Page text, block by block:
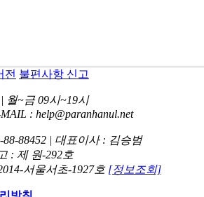
전 불편사항 신고
월~금 09시~19시
: help@paranhanul.net
88452 | 대표이사 : 김승범
: 제 원-292호
서울서초-1927호 [정보조회]